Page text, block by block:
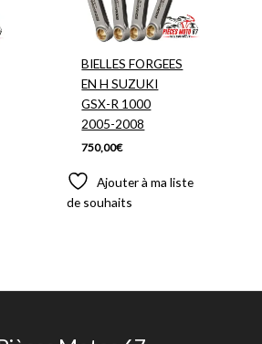
BIELLES FORGEES
EN H SUZUKI
GSX-R 1000
2005-2008
750,00€
Ajouter à ma liste
de souhaits